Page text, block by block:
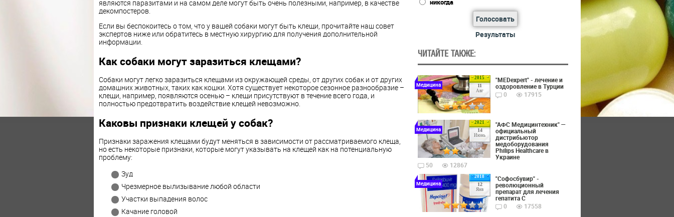
являются паразитами и на самом деле могут быть очень полезными, например, в качестве
декомпостеров.
Если вы беспокоитесь о том, что у вашей собаки могут быть клещи, прочитайте наш совет
экспертов ниже или обратитесь в местную хирургию для получения дополнительной
информации.
Как собаки могут заразиться клещами?
Собаки могут легко заразиться клещами из окружающей среды, от других собак и от других
домашних животных, таких как кошки. Хотя существует некоторое сезонное разнообразие –
клещи, например, появляются осенью – клещи присутствуют в течение всего года, и
полностью предотвратить воздействие клещей невозможно.
Каковы признаки клещей у собак?
Признаки заражения клещами будут меняться в зависимости от рассматриваемого клеща,
но есть некоторые признаки, которые могут указывать на клещей как на потенциальную
проблему:
Зуд
Чрезмерное вылизывание любой области
Участки выпадения волос
Качание головой
никогда
Голосовать
Результаты
ЧИТАЙТЕ ТАКЖЕ:
2015
11
Авг
Медицина
"MEDexpert" - лечение и
оздоровление в Турции
0
17915
2021
14
Июнь
Медицина
"АФС Медицинтехник" —
официальный
дистрибьютор
медоборудования
Philips Healthcare в
Украине
50
12867
2018
12
Янв
Медицина
"Софосбувир" -
революционный
препарат для лечения
гепатита С
0
17558